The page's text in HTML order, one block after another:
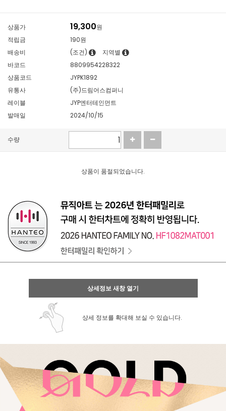
상품가 19,300원
적립금
190원
배송비
(조건)
지역별
바코드
8809954228322
상품코드
JYPK1892
유통사
(주)드림어스컴퍼니
레이블
JYP엔터테인먼트
발매일
2024/10/15
수량
상품이 품절되었습니다.
상세정보 새창 열기
상세 정보를 확대해 보실 수 있습니다.